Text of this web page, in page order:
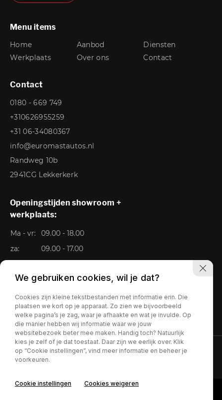
Menu items
Home Aanbod
Diensten
Werkplaats
Over ons Contact
Contact
0180 - 669 749
+310626955259
+31 06-34080367
info@euromastautos.nl
Randweg 10b
2941CG Lekkerkerk
Openingstijden showroom +
werkplaats:
Ma - vr:
09.00 - 18.00
za:
09.00 - 17.00
Privacy policy
We gebruiken cookies, wil je dat?
Cookies zijn kleine tekstbestanden met informatie erin. Die
plaatsen we kort op je apparaat. Zo zien we bijvoorbeeld
welke pagina’s je zag, waar je afhaakte en wat je invulde. Op
die manier hebben wij informatie waar we jouw
websitebezoek beter mee maken. Handig toch? Natuurlijk
kies je zelf of je dat toestaat. Daar zijn we eerlijk over. Klik
op “Cookie instellingen”, vind meer informatie en beheer je
voorkeuren.
Cookie instellingen Cookies weigeren